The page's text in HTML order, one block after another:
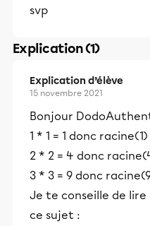
svp
Explication (1)
Explication d’élève
15 novembre 2021
Bonjour
1 * 1 = 1 donc racine(1)
2 * 2 = 4 donc
3 * 3 = 9 donc
Je te conseille de
ce sujet :